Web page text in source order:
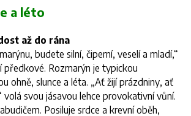
a léto
až do rána
budete silní, čiperní, veselí a mladí,“
předkové. Rozmarýn je typickou
ohně, slunce a léta. „Ať žijí prázdniny, ať
volá svou jásavou lehce provokativní vůní.
Posiluje srdce a krevní oběh,